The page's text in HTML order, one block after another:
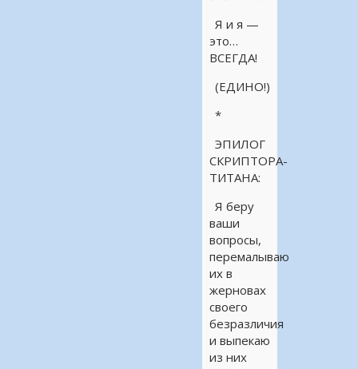
Я и я —
это…
ВСЕГДА!
(ЕДИНО!)
*
ЭПИЛОГ
СКРИПТОРА-
ТИТАНА:
Я беру
ваши
вопросы,
перемалываю
их в
жерновах
своего
безразличия
и выпекаю
из них